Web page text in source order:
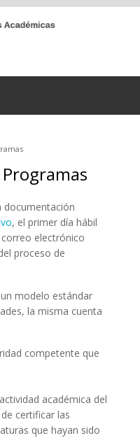
documentación
, el primer día hábil
electrónico
proceso de
modelo estándar
la misma cuenta
competente que
académica del
certificar las
que hayan sido